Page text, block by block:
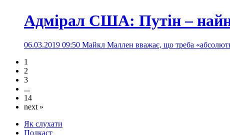
Адмірал США: Путін –
06.03.2019 09:50 Майкл Маллен вважає, що треба
1
2
3
...
14
next »
Як слухати
Подкаст